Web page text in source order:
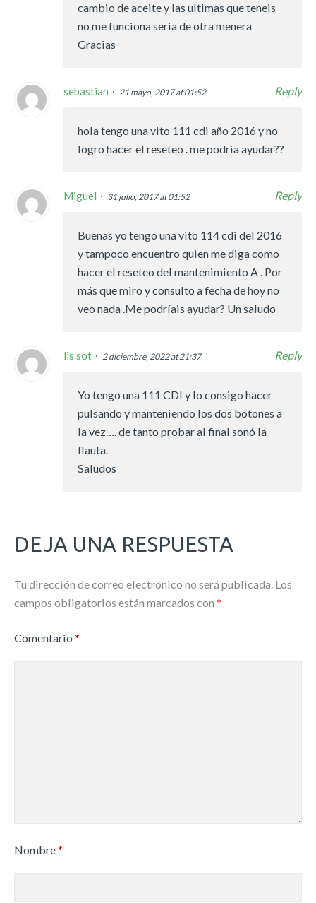
cambio de aceite y las ultimas que teneis
no me funciona seria de otra menera
Gracias
sebastian 21 mayo, 2017 at 01:52 Reply
hola tengo una vito 111 cdi año 2016 y no
logro hacer el reseteo . me podria ayudar??
Miguel 31 julio, 2017 at 01:52 Reply
Buenas yo tengo una vito 114 cdi del 2016
y tampoco encuentro quien me diga como
hacer el reseteo del mantenimiento A . Por
más que miro y consulto a fecha de hoy no
veo nada .Me podríais ayudar? Un saludo
lis sot 2 diciembre, 2022 at 21:37 Reply
Yo tengo una 111 CDI y lo consigo hacer
pulsando y manteniendo los dos botones a
la vez…. de tanto probar al final sonó la
flauta.
Saludos
DEJA UNA RESPUESTA
Tu dirección de correo electrónico no será publicada. Los
campos obligatorios están marcados con *
Comentario *
Nombre*